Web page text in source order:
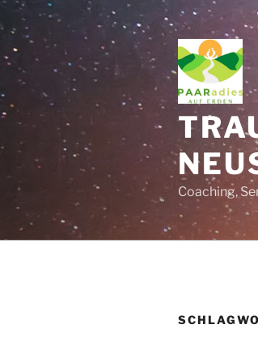
Zum
Inhalt
springen
Coaching,